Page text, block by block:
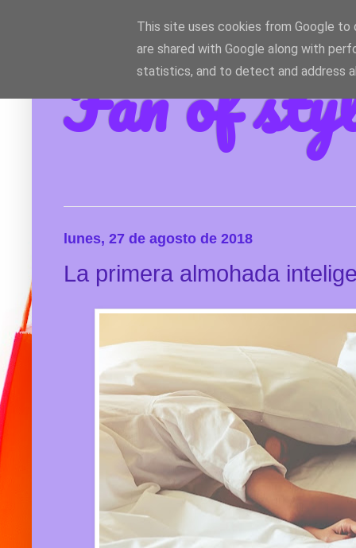
Fan of
lunes, 27 de agosto de 2018
La primera almohada
This site uses cookies from Google to
are shared with Google along with
statistics, and to detect and address